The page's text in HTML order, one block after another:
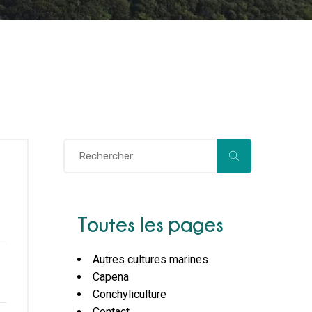
Toutes les pages
Autres cultures marines
Capena
Conchyliculture